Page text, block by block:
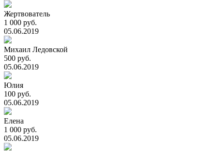
Жертвователь
1 000 руб.
05.06.2019
Михаил Ледовской
500 руб.
05.06.2019
Юлия
100 руб.
05.06.2019
Елена
1 000 руб.
05.06.2019